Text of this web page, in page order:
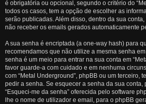
é obrigatória ou opcional, segundo o critério do
todos os casos, tem a opção de escolher as
serão publicadas. Além disso, dentro da sua
não receber os emails gerados automaticamente
A sua senha é encriptada (a one-way hash) para
recomendamos que não utilize a mesma senha
senha é um meio para entrar na sua conta em
favor guarde-a com cuidado e em nenhuma
com “Metal Underground”, phpBB ou um terceiro,
pedir a senha. Se esquecer a senha da sua conta,
“Esqueci-me da senha” oferecida pelo software
lhe o nome de utilizador e email, para o phpBB